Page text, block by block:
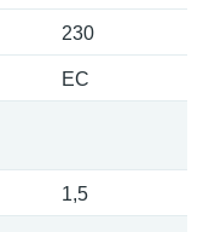
230
EC
1,5